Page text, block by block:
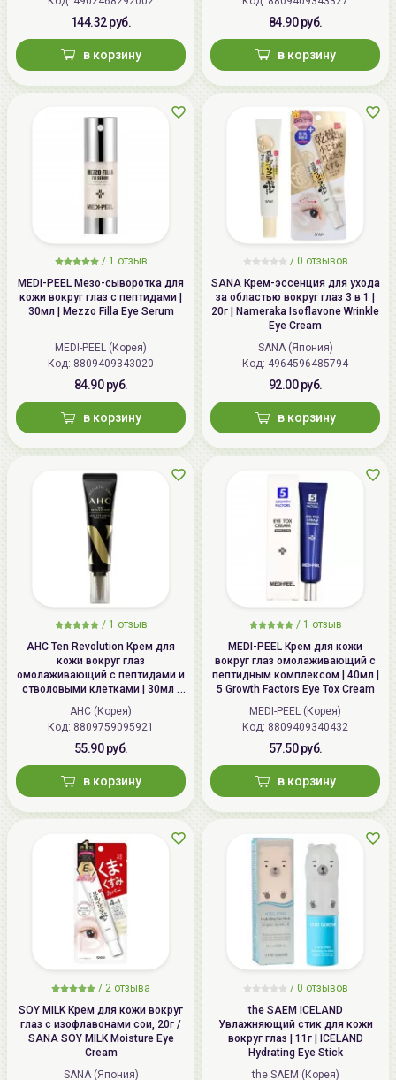
144.32 руб.
в корзину
84.90 руб.
в корзину
/ 1 отзыв
MEDI-PEEL Мезо-сыворотка для
кожи вокруг глаз с пептидами |
30мл | Mezzo Filla Eye Serum
MEDI-PEEL (Корея)
Код: 8809409343020
84.90 руб.
в корзину
/ 0 отзывов
SANA Крем-эссенция для ухода
за областью вокруг глаз 3 в 1 |
20г | Nameraka Isoflavone Wrinkle
Eye Cream
SANA (Япония)
Код: 4964596485794
92.00 руб.
в корзину
/ 1 отзыв
AHC Ten Revolution Крем для
кожи вокруг глаз
омолаживающий с пептидами и
стволовыми клетками | 30мл |
Ten Revolution Real Eye Cream
For Face
AHC (Корея)
Код: 8809759095921
55.90 руб.
в корзину
/ 1 отзыв
MEDI-PEEL Крем для кожи
вокруг глаз омолаживающий с
пептидным комплексом | 40мл |
5 Growth Factors Eye Tox Cream
MEDI-PEEL (Корея)
Код: 8809409340432
57.50 руб.
в корзину
/ 2 отзыва
SOY MILK Крем для кожи вокруг
глаз с изофлавонами сои, 20г /
SANA SOY MILK Moisture Eye
Cream
SANA (Япония)
/ 0 отзывов
the SAEM ICELAND
Увлажняющий стик для кожи
вокруг глаз | 11г | ICELAND
Hydrating Eye Stick
the SAEM (Корея)